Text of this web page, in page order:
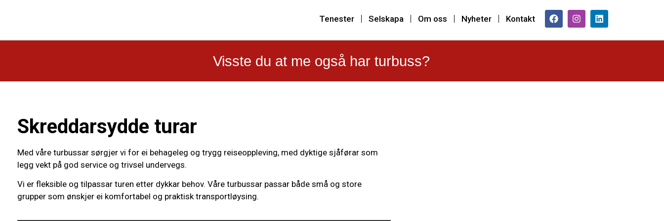
Tenester Selskapa Om oss Nyheter Kontakt
Visste du at me også har turbuss?
Skreddarsydde turar
Med våre turbussar sørgjer vi for ei behageleg og trygg reiseoppleving, med dyktige sjåførar som
legg vekt på god service og trivsel undervegs.
Vi er fleksible og tilpassar turen etter dykkar behov. Våre turbussar passar både små og store
grupper som ønskjer ei komfortabel og praktisk transportløysing.